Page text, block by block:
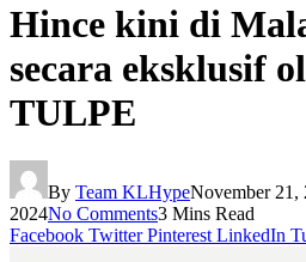
Hince kini di
secara eksklusif
TULPE
By Team KLHypeNovember 21,
2024No Comments3 Mins Read
Facebook Twitter Pinterest LinkedIn